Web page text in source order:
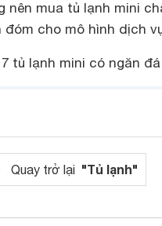
nên mua tủ lạnh mini
đóm cho mô hình dịch
7 tủ lạnh mini có ngăn
Quay trở lại "Tủ lạnh"